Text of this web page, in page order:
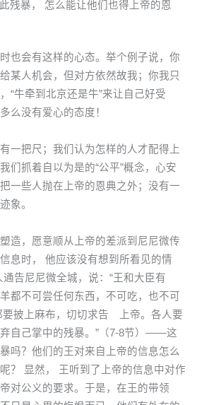
残暴， 怎么能让他们也得上帝的恩
也会有这样的心态。举个例子说，你
某人机会，但对方依然故我；你我只
“牛牵到北京还是牛”来让自己好受
么没有爱心的态度！
一把尺；我们认为怎样的人才配得上
们抓着自以为是的“公平”概念，心安
一些人抛在上帝的恩典之外；没有一
象。
造，愿意顺从上帝的差派到尼尼微传
息时， 他应该没有想到所看见的情
通告尼尼微全城，说：“王和大臣有
都不可尝任何东西，不可吃，也不可
要披上麻布，切切求告 上帝。各人要
弃自己掌中的残暴。”（7-8节）——这
吗？他们的王对来自上帝的信息怎么
？ 显然， 王听到了上帝的信息中对作
对公义的要求。于是，在王的带领